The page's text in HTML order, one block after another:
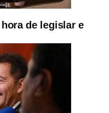
de legislar e